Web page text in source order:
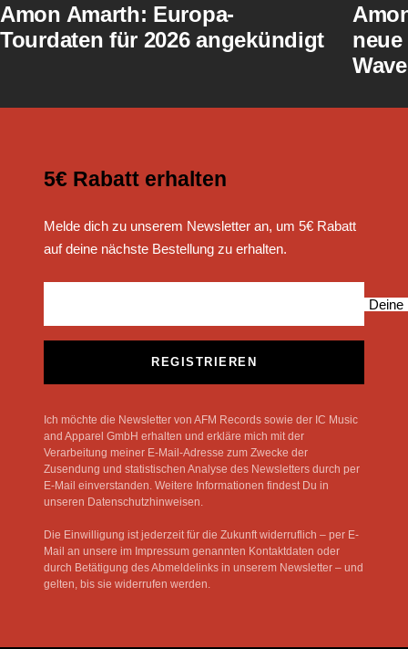
Amon Amarth: Europa-
Tourdaten für 2026 angekündigt
5€ Rabatt erhalten
Melde dich zu unserem Newsletter an, um 5€ Rabatt
auf deine nächste Bestellung zu erhalten.
Deine
REGISTRIEREN
Ich möchte die Newsletter von AFM Records sowie der IC Music
and Apparel GmbH erhalten und erkläre mich mit der
Verarbeitung meiner E-Mail-Adresse zum Zwecke der
Zusendung und statistischen Analyse des Newsletters durch per
E-Mail einverstanden. Weitere Informationen findest Du in
unseren Datenschutzhinweisen.
Die Einwilligung ist jederzeit für die Zukunft widerruflich – per E-
Mail an unsere im Impressum genannten Kontaktdaten oder
durch Betätigung des Abmeldelinks in unserem Newsletter – und
gelten, bis sie widerrufen werden.